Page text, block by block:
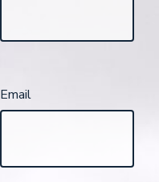
Email